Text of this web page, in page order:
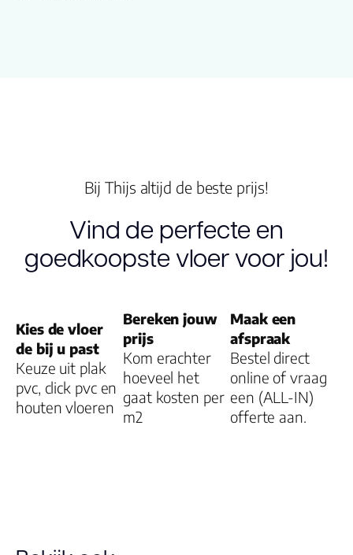
Dikte plank
Dessin
Gebruiksklasse
Bij Thijs altijd de beste prijs!
Vind de perfecte en
goedkoopste vloer voor jou!
Kies de vloer
de bij u past
Keuze uit plak
pvc, click pvc en
houten vloeren
Bereken jouw
prijs
Kom erachter
hoeveel het
gaat kosten per
m2
Maak een
afspraak
Bestel direct
online of vraag
een (ALL-IN)
offerte aan.